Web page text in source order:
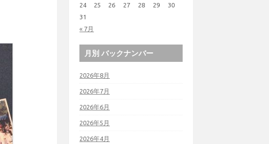
« 7月
24
25 26 27 28 29
30
31
月別 バックナンバー
2026年8月
2026年7月
2026年6月
2026年5月
2026年4月